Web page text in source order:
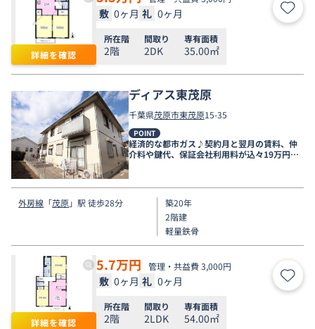
詳細を確認
敷 0ヶ月 礼 0ヶ月 お気
所在階
2階
間取り
2DK
専有面積
35.00㎡
ディアス東茂原
千葉県茂原市東茂原15-35
POINT
経済的な都市ガス♪契約月と翌月の賃料、仲
介料や鍵代、保証会社利用料が込々19万円の
キャンペーン中。
外房線 「茂原」駅 徒歩28分
築20年
2階建
軽量鉄骨
詳細を確認
5.7万円 管理・共益費 3,000円
敷 0ヶ月 礼 0ヶ月 お気
所在階
2階
間取り
2LDK
専有面積
54.00㎡